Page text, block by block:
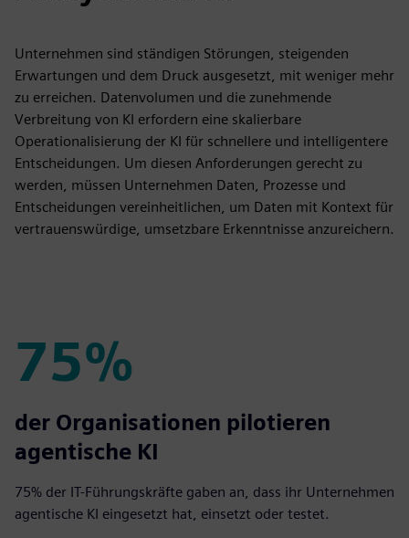
Unternehmen sind ständigen Störungen, steigenden
Erwartungen und dem Druck ausgesetzt, mit weniger mehr
zu erreichen. Datenvolumen und die zunehmende
Verbreitung von KI erfordern eine skalierbare
Operationalisierung der KI für schnellere und intelligentere
Entscheidungen. Um diesen Anforderungen gerecht zu
werden, müssen Unternehmen Daten, Prozesse und
Entscheidungen vereinheitlichen, um Daten mit Kontext für
vertrauenswürdige, umsetzbare Erkenntnisse anzureichern.
75%
75%
der Organisationen pilotieren
agentische KI
75% der IT-Führungskräfte gaben an, dass ihr Unternehmen
agentische KI eingesetzt hat, einsetzt oder testet.